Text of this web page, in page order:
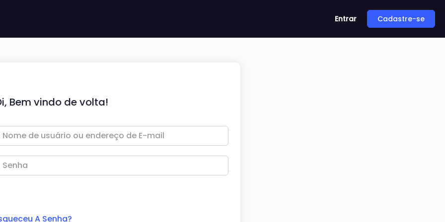
Entrar Cadastre-se
Bem vindo de volta!
A Senha?